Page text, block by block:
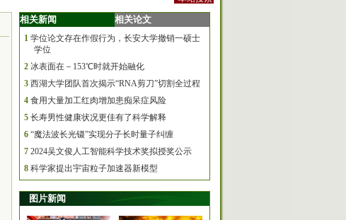
相关新闻 相关论文
1 学位论文存在作假行为，长安大学撤销一硕士
学位
2 冰表面在－153℃时就开始融化
3 西湖大学团队首次揭示“RNA剪刀”切割全过程
4 食用大量加工红肉增加患痴呆症风险
5 长寿男性健康状况更佳有了科学解释
6 “魔法波长光镊”实现分子长时量子纠缠
7 2024吴文俊人工智能科学技术奖拟授奖公示
8 科学家提出宇宙粒子加速器新模型
图片新闻